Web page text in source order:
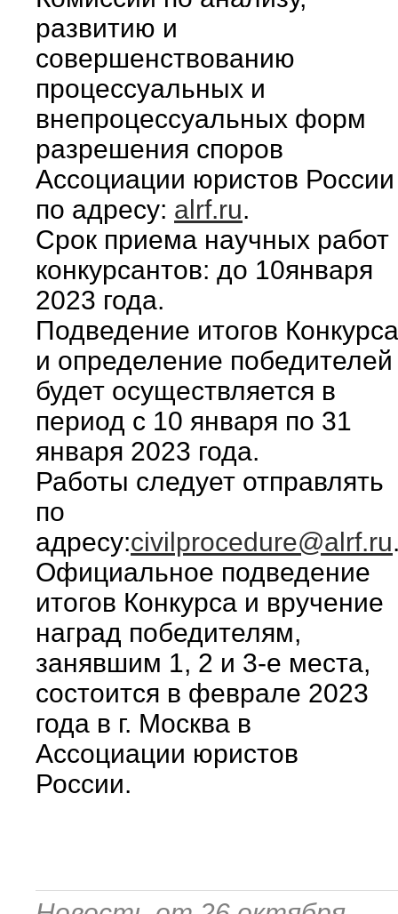
развитию и
совершенствованию
процессуальных и
внепроцессуальных форм
разрешения споров
Ассоциации юристов России
по адресу: alrf.ru.
Срок приема научных работ
конкурсантов: до 10января
2023 года.
Подведение итогов Конкурса
и определение победителей
будет осуществляется в
период с 10 января по 31
января 2023 года.
Работы следует отправлять
по
адресу:civilprocedure@alrf.ru
Официальное подведение
итогов Конкурса и вручение
наград победителям,
занявшим 1, 2 и 3-е места,
состоится в феврале 2023
года в г. Москва в
Ассоциации юристов
России.